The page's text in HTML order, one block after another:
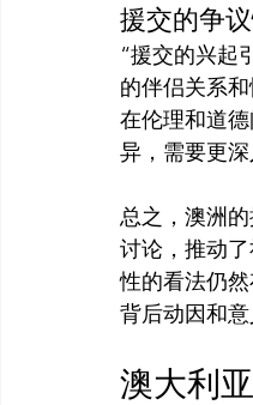
援交的争
“援交的兴起
的伴侣关系
在伦理和道
异，需要更
总之，澳洲
讨论，推动
性的看法仍
澳大利